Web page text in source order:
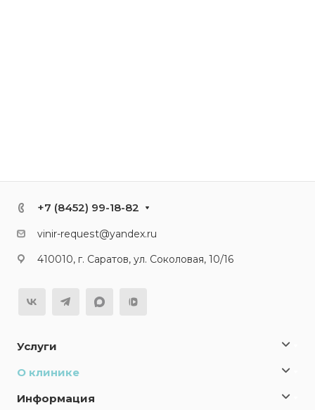
+7 (8452) 99-18-82
vinir-request@yandex.ru
410010, г. Саратов, ул. Соколовая, 10/16
Услуги
О клинике
Информация